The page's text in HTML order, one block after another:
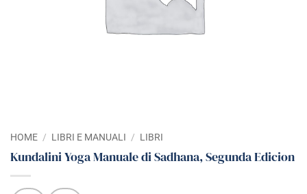
HOME / LIBRI E MANUALI / LIBRI
Kundalini Yoga Manuale di Sadhana, Segunda Edicion